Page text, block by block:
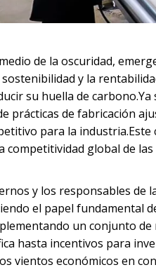
de la oscuridad,
y la
su huella de
prácticas de fabricación
para la
competitividad global de
y los responsables de
el papel fundamental
un conjunto
hasta incentivos para
vientos económicos en